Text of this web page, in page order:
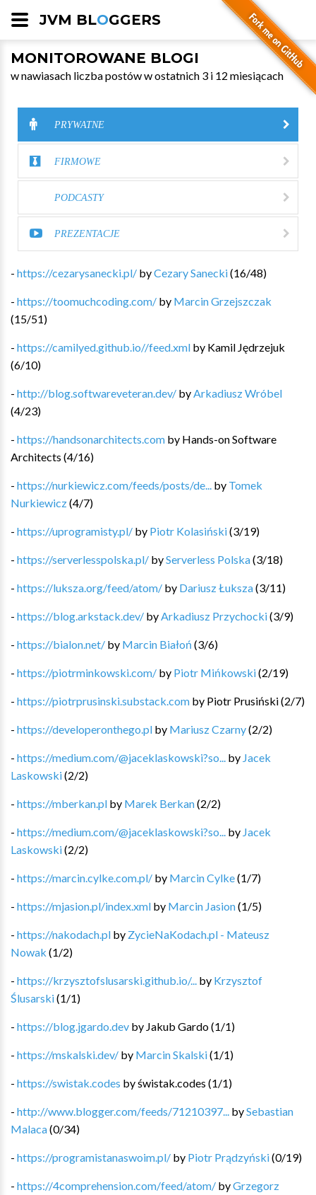
JVM BLOGGERS
MONITOROWANE BLOGI
w nawiasach liczba postów w ostatnich 3 i 12 miesiącach
PRYWATNE
FIRMOWE
PODCASTY
PREZENTACJE
- https://cezarysanecki.pl/ byCezary Sanecki(16/48)
- https://toomuchcoding.com/ by Marcin Grzejszczak
(15/51)
- https://camilyed.github.io//feed.xml by Kamil Jędrzejuk
(6/10)
- http://blog.softwareveteran.dev/ by Arkadiusz Wróbel
(4/23)
- https://handsonarchitects.com by Hands-on Software
Architects (4/16)
- https://nurkiewicz.com/feeds/posts/de... by Tomek
Nurkiewicz(4/7)
- https://uprogramisty.pl/ by Piotr Kolasiński(3/19)
- https://serverlesspolska.pl/ byServerless Polska(3/18)
- https://luksza.org/feed/atom/ by Dariusz Łuksza(3/11)
- https://blog.arkstack.dev/ by Arkadiusz Przychocki(3/9)
- https://bialon.net/ by Marcin Białoń (3/6)
- https://piotrminkowski.com/ by Piotr Mińkowski(2/19)
- https://piotrprusinski.substack.com by Piotr Prusiński(2/7)
- https://developeronthego.pl by Mariusz Czarny(2/2)
- https://medium.com/@jaceklaskowski?so... by Jacek
Laskowski(2/2)
- https://mberkan.pl by Marek Berkan(2/2)
- https://medium.com/@jaceklaskowski?so... by Jacek
Laskowski(2/2)
- https://marcin.cylke.com.pl/ by Marcin Cylke(1/7)
- https://mjasion.pl/index.xml by Marcin Jasion(1/5)
- https://nakodach.pl by ZycieNaKodach.pl - Mateusz
Nowak (1/2)
- https://krzysztofslusarski.github.io/... by Krzysztof
Ślusarski(1/1)
- https://blog.jgardo.dev by Jakub Gardo(1/1)
- https://mskalski.dev/ by Marcin Skalski(1/1)
- https://swistak.codes byświstak.codes (1/1)
- http://www.blogger.com/feeds/71210397... bySebastian
Malaca(0/34)
- https://programistanaswoim.pl/ by Piotr Prądzyński(0/19)
- https://4comprehension.com/feed/atom/ byGrzegorz